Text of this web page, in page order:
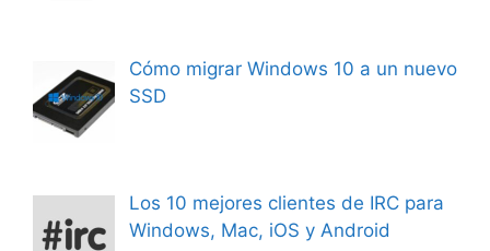
Cómo migrar Windows 10 a un nuevo
SSD
Los 10 mejores clientes de IRC para
Windows, Mac, iOS y Android